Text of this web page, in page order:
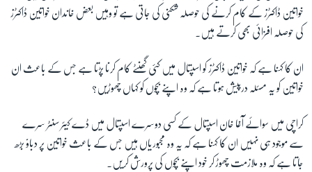
خواتین ڈاکٹرز کے کام کرنے کی حوصلہ شکنی کی جاتی ہے تو وہیں بعض خاندان خواتین ڈاکٹرز
کی حوصلہ افزائی بھی کرتے ہیں۔
ان کا کہنا ہے کہ خواتین ڈاکٹرز کو اسپتال میں کئی گھنٹے کام کرنا پڑتا ہے جس کے باعث ان
خواتین کو یہ مسئلہ درپیش ہوتا ہے کہ وہ اپنے بچوں کو کہاں چھوڑیں؟
کراچی میں سوائے آغا خان اسپتال کے کسی دوسرے اسپتال میں ڈے کیئر سنٹر سرے
سے موجود ہی نہیں ان کا کہنا ہے کہ یہ وہ مجبوریاں ہیں جس کے باعث خواتین پر دباوؑ بڑھ
جاتا ہے کہ وہ ملازمت چھوڑ کر خود اپنے بچوں کی پرورش کریں۔